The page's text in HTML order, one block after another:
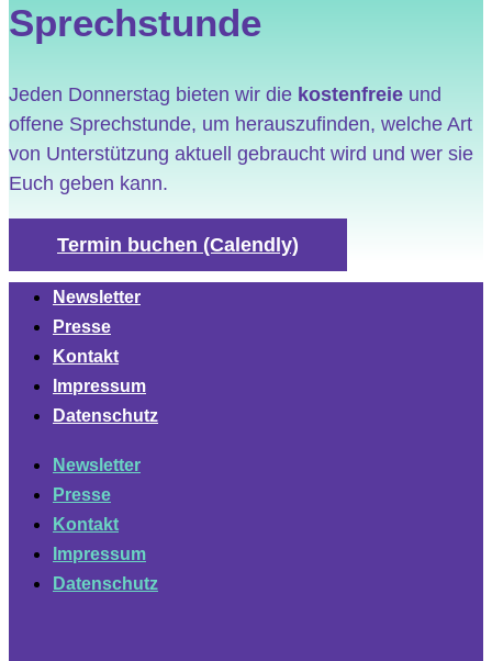
Sprechstunde
Jeden Donnerstag bieten wir die kostenfreie und
offene Sprechstunde, um herauszufinden, welche Art
von Unterstützung aktuell gebraucht wird und wer sie
Euch geben kann.
Termin buchen (Calendly)
Newsletter
Presse
Kontakt
Impressum
Datenschutz
Newsletter
Presse
Kontakt
Impressum
Datenschutz